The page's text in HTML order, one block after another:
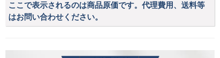
ここで表示されるのは商品原価です。代理費用、送料等
はお問い合わせください。